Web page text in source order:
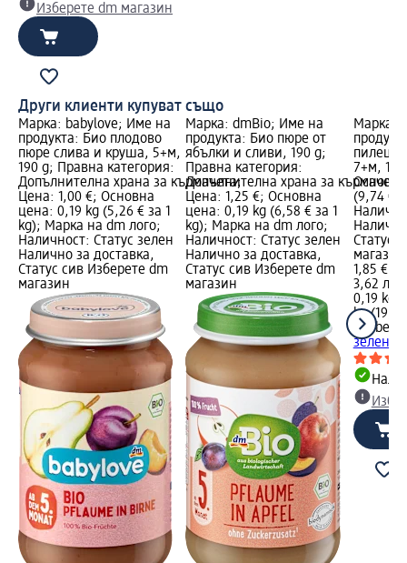
Изберете dm магазин
Други клиенти купуват също
Марка: babylove; Име на
продукта: Био плодово
пюре слива и круша, 5+м,
190 g; Правна категория:
Допълнителна храна за кърмачета;
Цена: 1,00 €; Основна
цена: 0,19 kg (5,26 € за 1
kg); Марка на dm лого;
Наличност: Статус зелен
Налично за доставка,
Статус сив Изберете dm
магазин
Марка: dmBio; Име на
продукта: Био пюре от
ябълки и сливи, 190 g;
Правна категория:
Допълнителна храна за
Цена: 1,25 €; Основна
цена: 0,19 kg (6,58 € за 1
kg); Марка на dm лого;
Наличност: Статус зелен
Налично за доставка,
Статус сив Изберете dm
магазин
Марка:
7+м,
(9,74 €
Статус
магазин
1,85 €
3,62 лв.
0,19 kg
kg
Gerber